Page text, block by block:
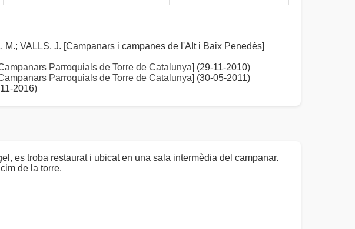
M.; VALLS, J. [Campanars i campanes de l'Alt i Baix Penedès]
Parroquials de Torre de Catalunya] (29-11-2010)
Parroquials de Torre de Catalunya] (30-05-2011)
2016)
es troba restaurat i ubicat en una sala intermèdia del campanar.
de la torre.